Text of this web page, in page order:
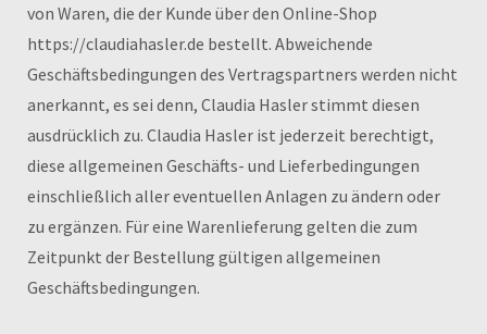
von Waren, die der Kunde über den Online-Shop
https://claudiahasler.de bestellt. Abweichende
Geschäftsbedingungen des Vertragspartners werden nicht
anerkannt, es sei denn, Claudia Hasler stimmt diesen
ausdrücklich zu. Claudia Hasler ist jederzeit berechtigt,
diese allgemeinen Geschäfts- und Lieferbedingungen
einschließlich aller eventuellen Anlagen zu ändern oder
zu ergänzen. Für eine Warenlieferung gelten die zum
Zeitpunkt der Bestellung gültigen allgemeinen
Geschäftsbedingungen.